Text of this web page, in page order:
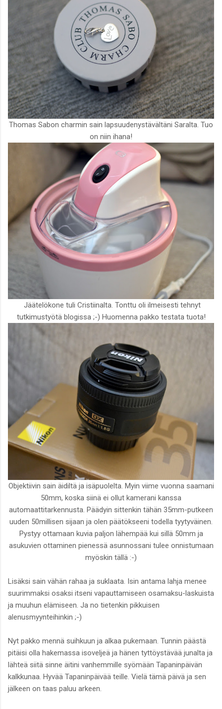
Thomas Sabon charmin sain lapsuudenystävältäni Saralta. Tuo
on niin ihana!
Jäätelökone tuli Cristiinalta. Tonttu oli ilmeisesti tehnyt
tutkimustyötä blogissa ;-) Huomenna pakko testata tuota!
Objektiivin sain äidiltä ja isäpuolelta. Myin viime vuonna saamani
50mm, koska siinä ei ollut kamerani kanssa
automaattitarkennusta. Päädyin sittenkin tähän 35mm-putkeen
uuden 50millisen sijaan ja olen päätökseeni todella tyytyväinen.
Pystyy ottamaan kuvia paljon lähempää kui sillä 50mm ja
asukuvien ottaminen pienessä asunnossani tulee onnistumaan
myöskin tällä :-)
Lisäksi sain vähän rahaa ja suklaata. Isin antama lahja menee
suurimmaksi osaksi itseni vapauttamiseen osamaksu-laskuista
ja muuhun elämiseen. Ja no tietenkin pikkuisen
alenusmyynteihinkin ;-)
Nyt pakko mennä suihkuun ja alkaa pukemaan. Tunnin päästä
pitäisi olla hakemassa isoveljeä ja hänen tyttöystävää junalta ja
lähteä siitä sinne äitini vanhemmille syömään Tapaninpäivän
kalkkunaa. Hyvää Tapaninpäivää teille. Vielä tämä päivä ja sen
jälkeen on taas paluu arkeen.